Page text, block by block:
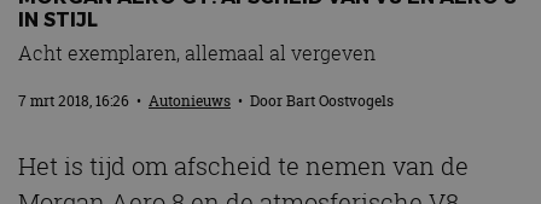
IN STIJL
Acht exemplaren, allemaal al vergeven
7 mrt 2018, 16:26 • Autonieuws • DoorBart Oostvogels
Het is tijd om afscheid te nemen van de